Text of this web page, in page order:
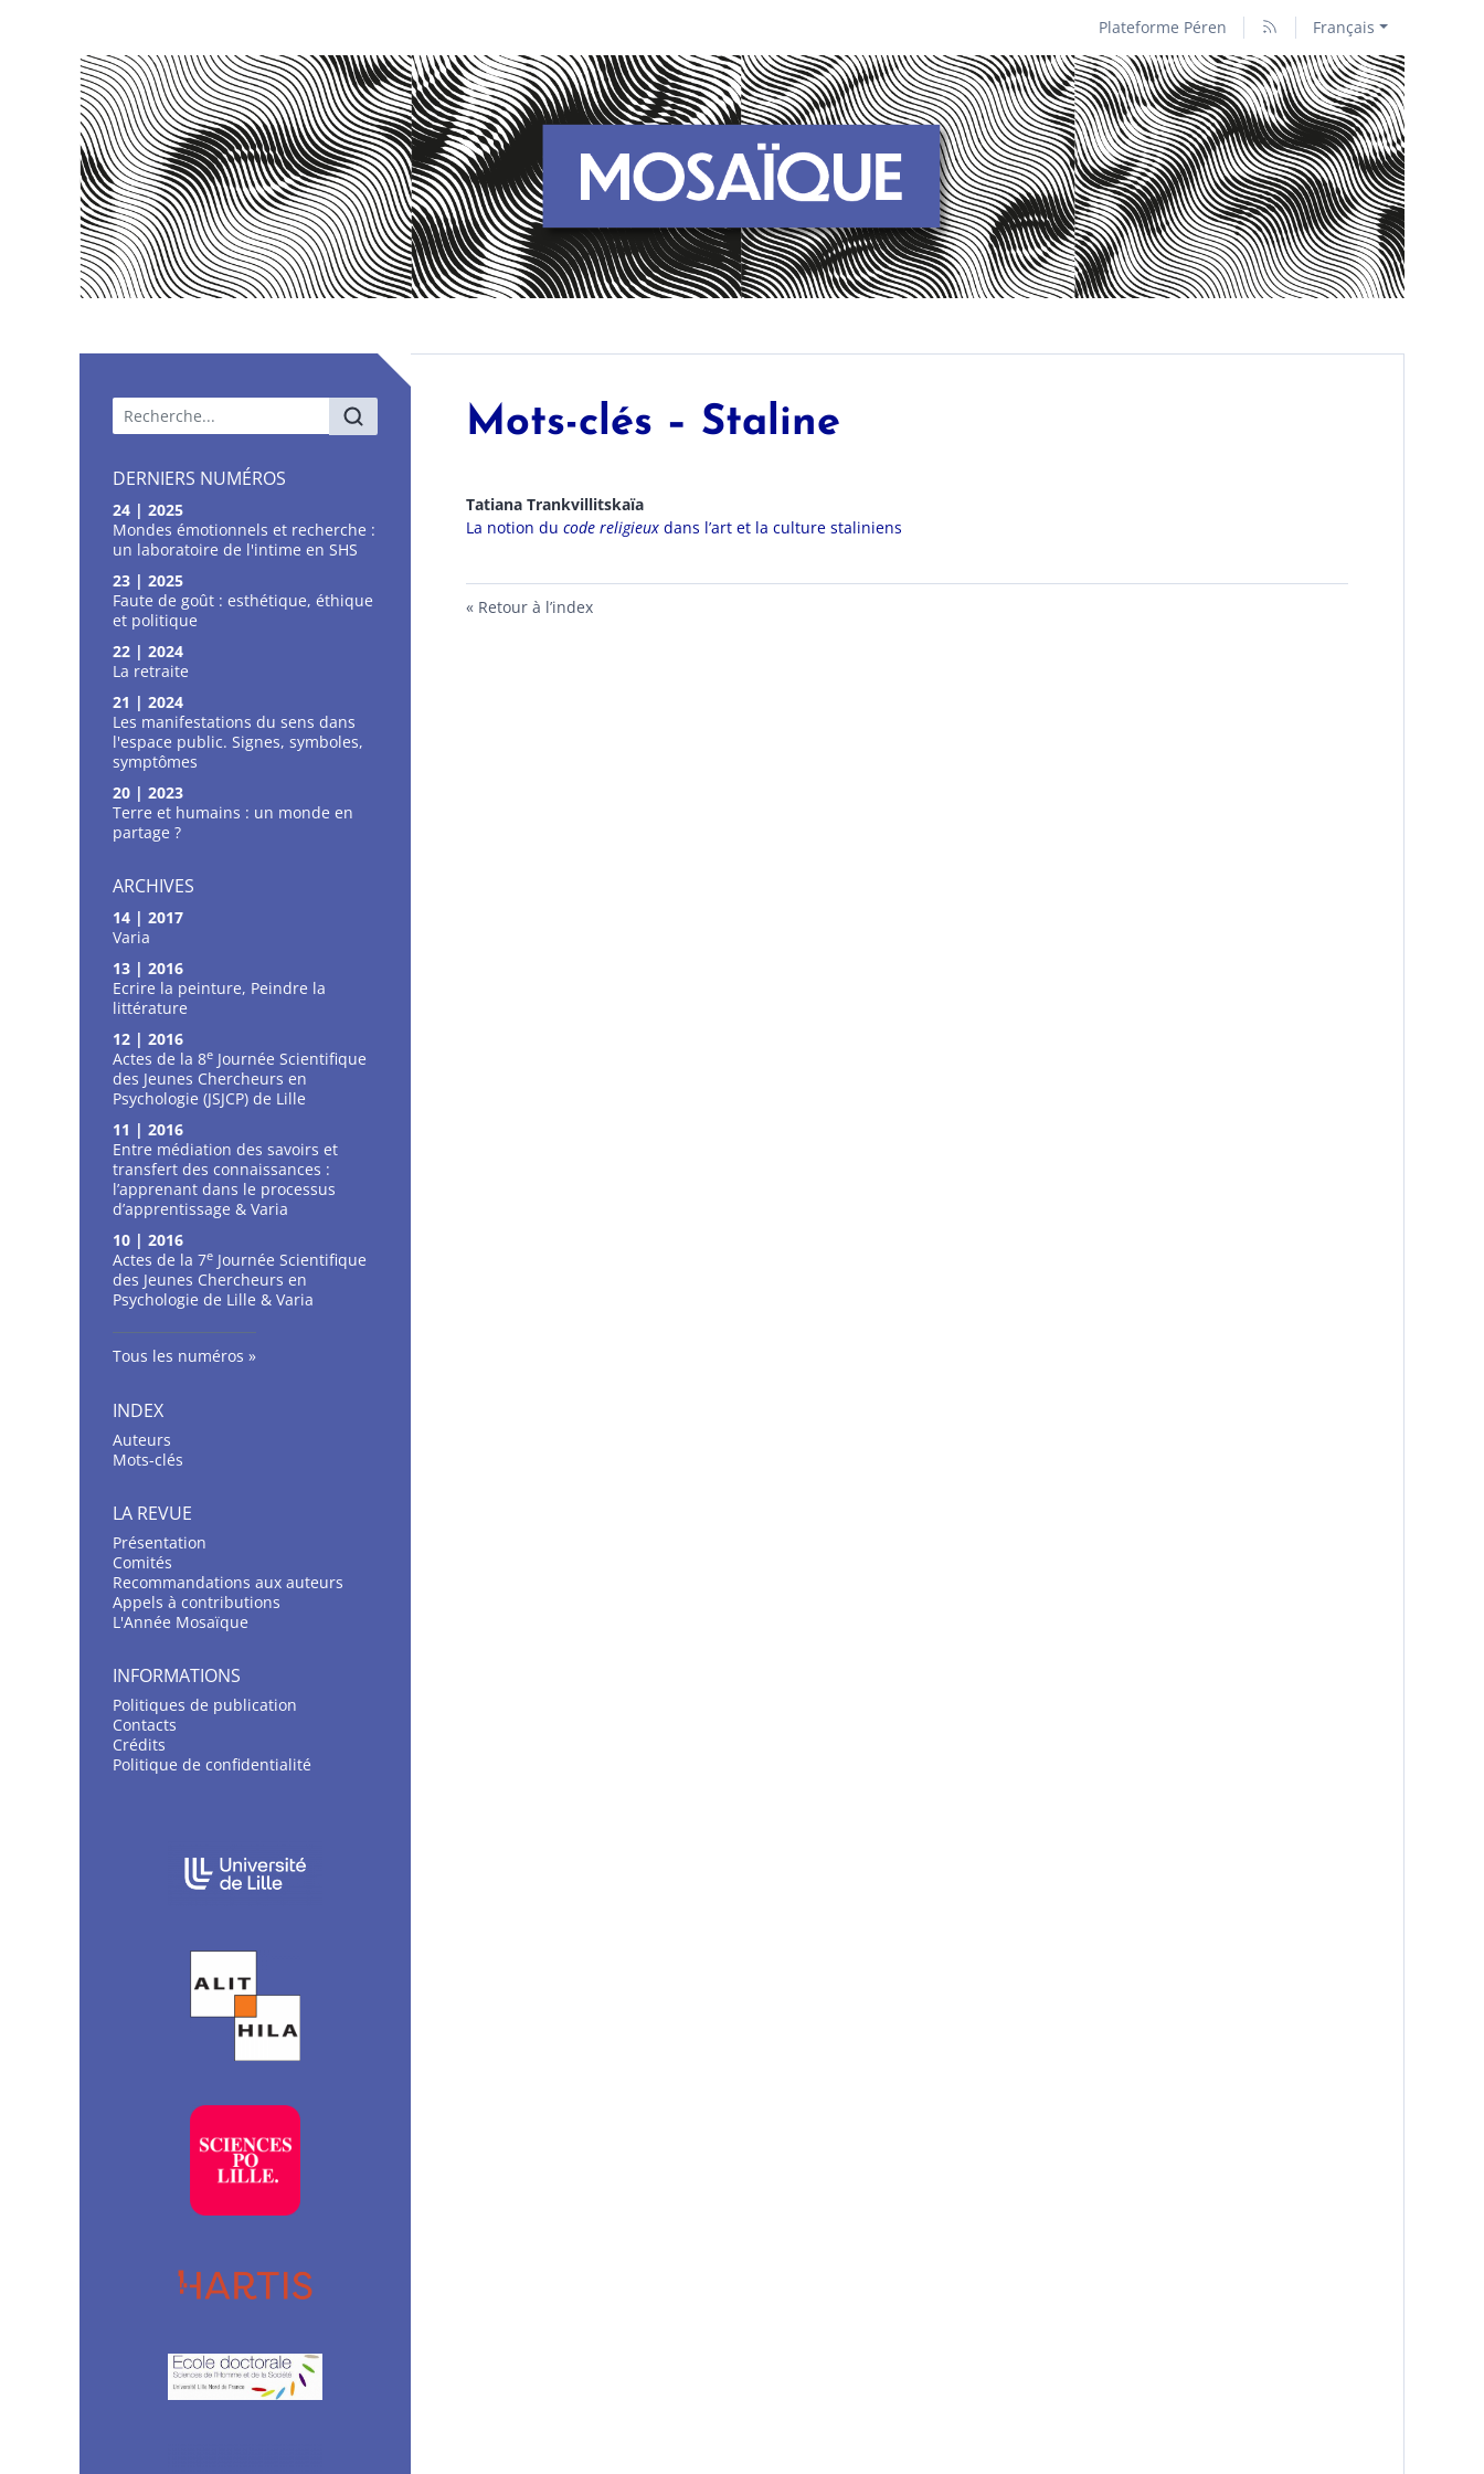
Plateforme Péren Français
Menu principal
DERNIERS NUMÉROS
24 | 2025
Mondes émotionnels et recherche :
un laboratoire de l'intime en SHS
23 | 2025
Faute de goût : esthétique, éthique
et politique
22 | 2024
La retraite
21 | 2024
Les manifestations du sens dans
l'espace public. Signes, symboles,
symptômes
20 | 2023
Terre et humains : un monde en
partage ?
ARCHIVES
14 | 2017
Varia
13 | 2016
Ecrire la peinture, Peindre la
littérature
12 | 2016
Actes de la 8e Journée Scientifique
des Jeunes Chercheurs en
Psychologie (JSJCP) de Lille
11 | 2016
Entre médiation des savoirs et
transfert des connaissances :
l’apprenant dans le processus
d’apprentissage & Varia
10 | 2016
Actes de la 7e Journée Scientifique
des Jeunes Chercheurs en
Psychologie de Lille & Varia
Tous les numéros
INDEX
Auteurs
Mots-clés
LA REVUE
Présentation
Comités
Recommandations aux auteurs
Appels à contributions
L'Année Mosaïque
INFORMATIONS
Politiques de publication
Contacts
Crédits
Politique de confidentialité
Mots-clés – Staline
Tatiana Trankvillitskaïa
La notion du code religieux dans l’art et la culture staliniens
Retour à l’index